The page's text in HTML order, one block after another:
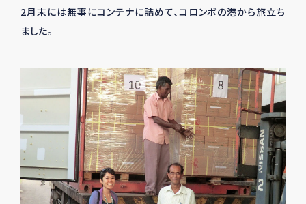
2月末には無事にコンテナに詰めて、コロンボの港から旅立ち
ました。